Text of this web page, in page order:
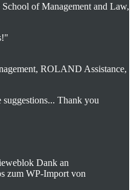
of Management and Law,
ROLAND Assistance,
Thank you
Dank an
zum WP-Import von